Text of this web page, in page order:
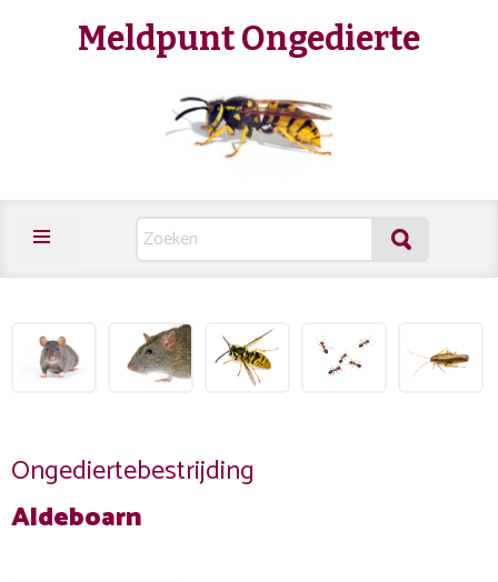
Meldpunt Ongedierte
Ongediertebestrijding
Aldeboarn